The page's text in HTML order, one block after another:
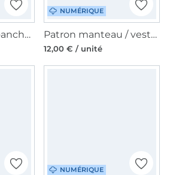
Patron pullover pancho femme pdf Canto Erbsünde, en allemand
NUMÉRIQUE
Patron manteau / veste sans manches femme pdf Belem Erbsünde, en allemand
12,00 € / unité
NUMÉRIQUE